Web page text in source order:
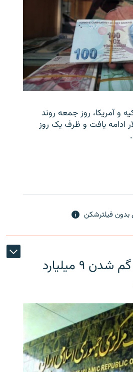
و آمریکا، روز جمعه روند
ادامه یافت و ظرف یک روز
فیلترشکن
بانک مرکزی ایران گم شدن ۹ میلیارد